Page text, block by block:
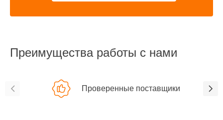
Преимущества работы с нами
Проверенные поставщики